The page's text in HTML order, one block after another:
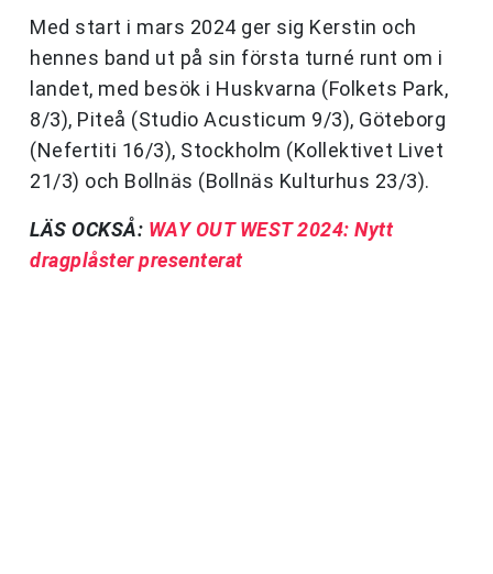
Med start i mars 2024 ger sig Kerstin och
hennes band ut på sin första turné runt om i
landet, med besök i Huskvarna (Folkets Park,
8/3), Piteå (Studio Acusticum 9/3), Göteborg
(Nefertiti 16/3), Stockholm (Kollektivet Livet
21/3) och Bollnäs (Bollnäs Kulturhus 23/3).
LÄS OCKSÅ: WAY OUT WEST 2024: Nytt
dragplåster presenterat